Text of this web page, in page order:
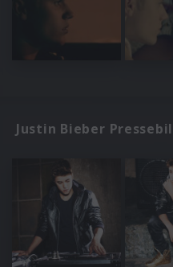
Justin Bieber